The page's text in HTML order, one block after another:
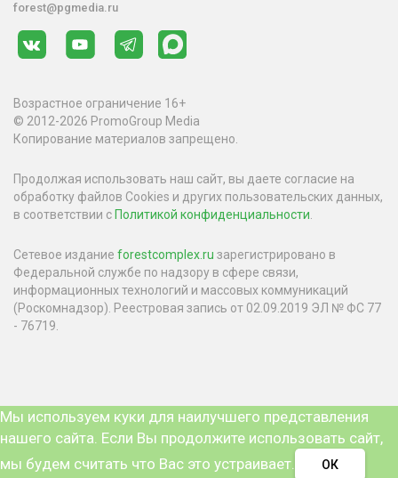
forest@pgmedia.ru
Возрастное ограничение 16+
© 2012-2026 PromoGroup Media
Копирование материалов запрещено.
Продолжая использовать наш сайт, вы даете согласие на
обработку файлов Cookies и других пользовательских данных,
в соответствии с Политикой конфиденциальности
Сетевое издание forestcomplex.ru зарегистрировано в
Федеральной службе по надзору в сфере связи,
информационных технологий и массовых коммуникаций
(Роскомнадзор). Реестровая запись от 02.09.2019 ЭЛ № ФС 77
- 76719.
Мы используем куки для наилучшего представления
нашего сайта. Если Вы продолжите использовать сайт,
мы будем считать что Вас это устраивает.
ОК